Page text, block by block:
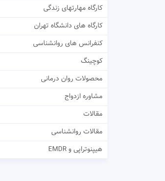
کارگاه مهارتهای زندگی
کارگاه های دانشگاه تهران
کنفرانس های روانشناسی
کوچینگ
محصولات روان درمانی
مشاوره ازدواج
مقالات
مقالات روانشناسی
هیپنوتراپی و EMDR